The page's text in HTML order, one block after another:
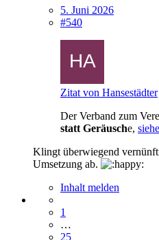
5. Juni 2026
#540
Zitat von Hansestädter
Der Verband zum
statt Geräusche,
Klingt überwiegend
Umsetzung ab.
Inhalt melden
1
…
25